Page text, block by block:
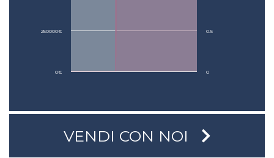
0€
250000€
0
0.5
VENDI CON NOI